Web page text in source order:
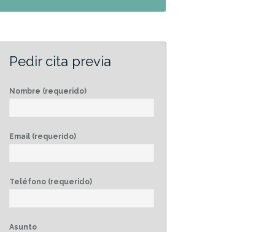
Pedir cita previa
Nombre (requerido)
Email (requerido)
Teléfono (requerido)
Asunto